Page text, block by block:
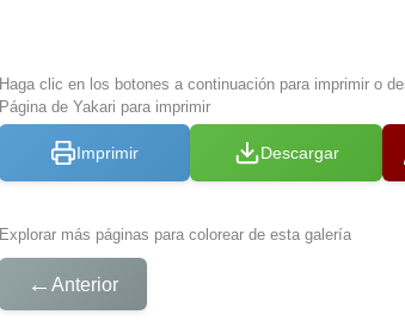
Haga clic en los botones a continuación para imprimir o
Página de Yakari para imprimir
Imprimir Descargar
Explorar más páginas para colorear de esta galería
← Anterior